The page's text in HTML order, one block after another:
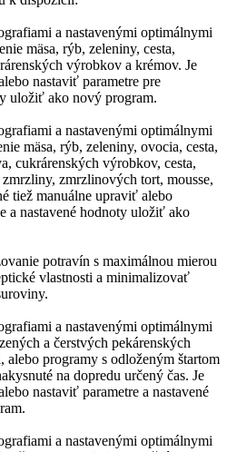
a nastavenými optimálnymi
mäsa, rýb, zeleniny, cesta,
výrobkov a krémov. Je
nastaviť parametre pre
uložiť ako nový program.
a nastavenými optimálnymi
mäsa, rýb, zeleniny, ovocia, cesta,
cukrárenských výrobkov, cesta,
zmrzlinových tort, mousse,
tiež manuálne upraviť alebo
a nastavené hodnoty uložiť ako
potravín s maximálnou mierou
vlastnosti a minimalizovať
a nastavenými optimálnymi
a čerstvých pekárenských
programy s odloženým štartom
na dopredu určený čas. Je
nastaviť parametre a nastavené
a nastavenými optimálnymi